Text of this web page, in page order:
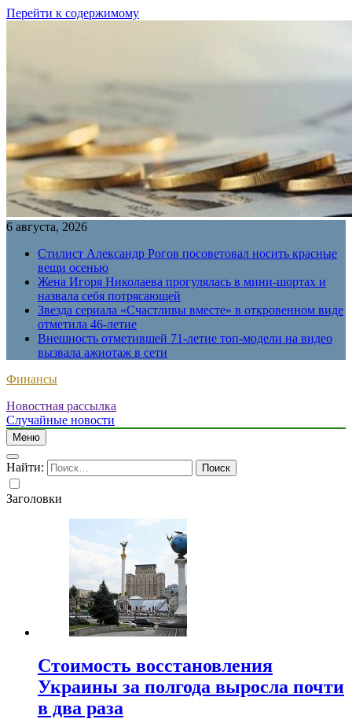
Перейти к содержимому
6 августа, 2026
Стилист Александр Рогов посоветовал носить красные
вещи осенью
Жена Игоря Николаева прогулялась в мини-шортах и
назвала себя потрясающей
Звезда сериала «Счастливы вместе» в откровенном виде
отметила 46-летие
Внешность отметившей 71-летие топ-модели на видео
вызвала ажиотаж в сети
Финансы
Новостная рассылка
Случайные новости
Меню
Найти:
Заголовки
Стоимость восстановления
Украины за полгода выросла почти
в два раза